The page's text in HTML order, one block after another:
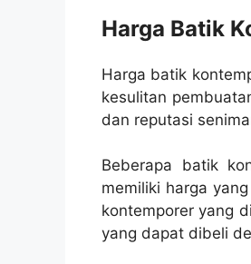
Harga Batik
Harga batik
kesulitan
dan reputasi
Beberapa batik
memiliki harga
kontemporer yang
yang dapat dibeli